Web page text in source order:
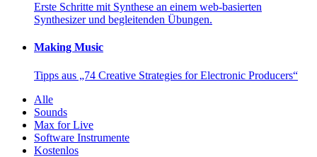
Erste Schritte mit Synthese an einem web-basierten
Synthesizer und begleitenden Übungen.
Making Music
Tipps aus „74 Creative Strategies for Electronic Producers“
Alle
Sounds
Max for Live
Software Instrumente
Kostenlos